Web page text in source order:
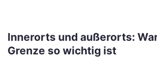
Innerorts und außerorts:
Grenze so wichtig ist